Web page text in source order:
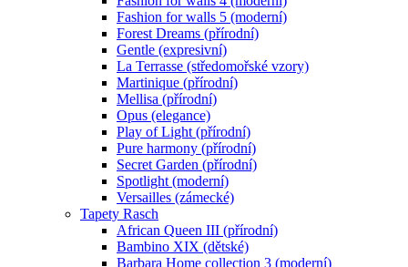
Fashion for walls 5 (moderní)
Forest Dreams (přírodní)
Gentle (expresivní)
La Terrasse (středomořské vzory)
Martinique (přírodní)
Mellisa (přírodní)
Opus (elegance)
Play of Light (přírodní)
Pure harmony (přírodní)
Secret Garden (přírodní)
Spotlight (moderní)
Versailles (zámecké)
Tapety Rasch
African Queen III (přírodní)
Bambino XIX (dětské)
Barbara Home collection 3 (moderní)